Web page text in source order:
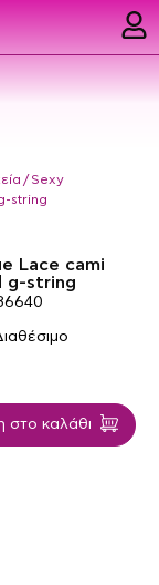
/ Sexy
string
Lace cami
g-string
στο καλάθι